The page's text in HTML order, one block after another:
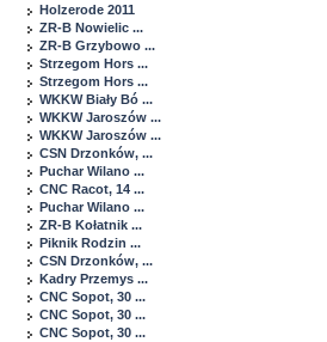
Holzerode 2011
ZR-B Nowielic ...
ZR-B Grzybowo ...
Strzegom Hors ...
Strzegom Hors ...
WKKW Biały Bó ...
WKKW Jaroszów ...
WKKW Jaroszów ...
CSN Drzonków, ...
Puchar Wilano ...
CNC Racot, 14 ...
Puchar Wilano ...
ZR-B Kołatnik ...
Piknik Rodzin ...
CSN Drzonków, ...
Kadry Przemys ...
CNC Sopot, 30 ...
CNC Sopot, 30 ...
CNC Sopot, 30 ...